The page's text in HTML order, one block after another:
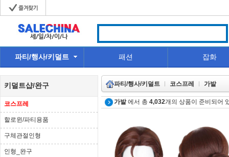
파티/행사/키덜트 패션 잡화
키덜트샵/완구
코스프레
할로윈/파티용품
구체관절인형
인형_완구
파티/행사/키덜트 코스프레 가발
가발에서 총 4,032개의 상품이 준비되어